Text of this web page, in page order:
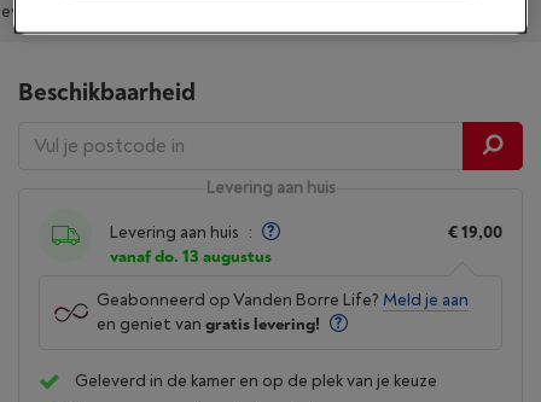
combinaties
Beschikbaarheid
Levering aan huis
Levering aan huis :
vanaf do. 13 augustus
€ 19,00
Geabonneerd op Vanden Borre Life? Meld je aan
en geniet van gratis levering!
Geleverd in de kamer en op de plek van je keuze